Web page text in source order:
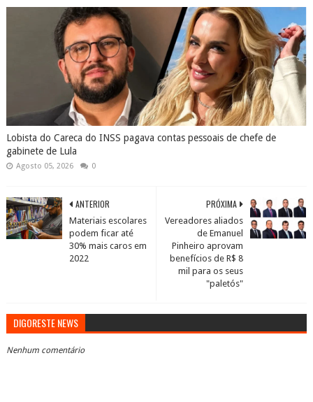
Lobista do Careca do INSS pagava contas pessoais de chefe de
gabinete de Lula
Agosto 05, 2026 0
PRÓXIMA
Vereadores aliados
de Emanuel
Pinheiro aprovam
benefícios de R$ 8
mil para os seus
"paletós"
ANTERIOR
Materiais escolares
podem ficar até
30% mais caros em
2022
DIGORESTE NEWS
Nenhum comentário